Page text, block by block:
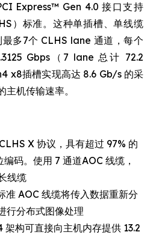
Express™ Gen 4.0 接口支持
）标准。这种单插槽、单线缆
多7个 CLHS lane 通道，每个
Gbps（7 lane 总计 72.2
x8插槽实现高达 8.6 Gb/s 的采
机传输速率。
X 协议，具有超过 97% 的
码。使用 7 通道AOC 线缆，
线缆
AOC 线缆将传入数据重新分
行分布式图像处理
构可直接向主机内存提供 13.2